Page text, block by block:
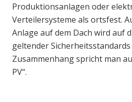
Produktionsanlagen oder
Verteilersysteme als ortsfest.
Anlage auf dem Dach wird auf
geltender
Zusammenhang spricht man
PV“.